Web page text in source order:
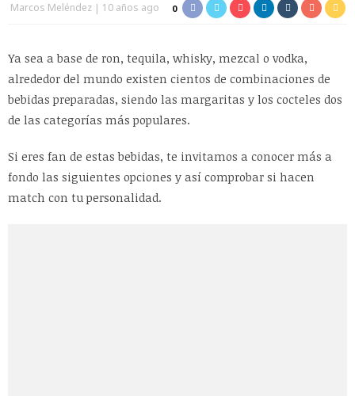
Marcos Meléndez 10 años ago 0
Ya sea a base de ron, tequila, whisky, mezcal o vodka,
alrededor del mundo existen cientos de combinaciones de
bebidas preparadas, siendo las margaritas y los cocteles dos
de las categorías más populares.
Si eres fan de estas bebidas, te invitamos a conocer más a
fondo las siguientes opciones y así comprobar si hacen
match con tu personalidad.